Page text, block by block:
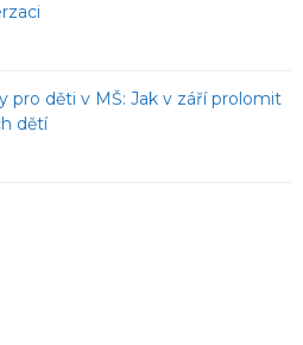
pro děti v MŠ: Jak v září prolomit
dětí